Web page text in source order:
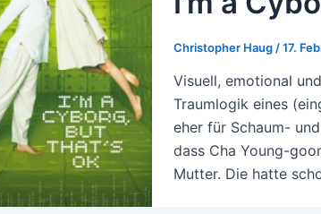
Christopher Haug /17.
Visuell, emotional
Traumlogik eines
eher für Schaum-
dass Cha Young-
Mutter. Die hatte